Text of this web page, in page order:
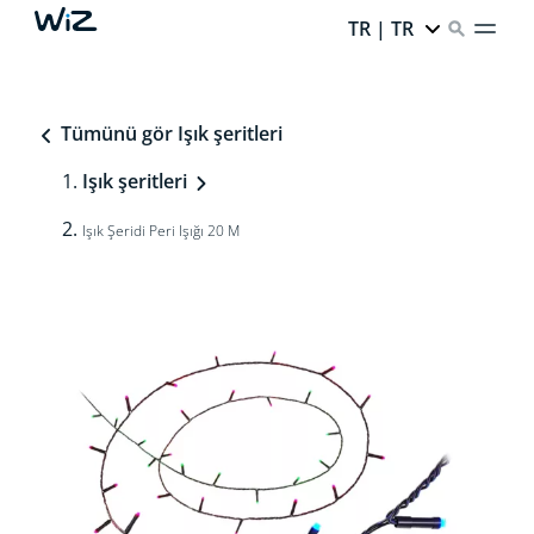
TR | TR
Tümünü gör Işık şeritleri
Işık şeritleri
Işık Şeridi Peri Işığı 20 M